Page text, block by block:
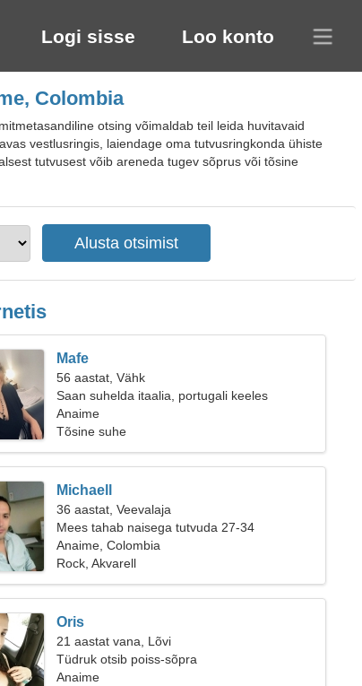
Logi sisse Loo konto
Colombia
otsing võimaldab teil leida huvitavaid
vestlusringis, laiendage oma tutvusringkonda ühiste
tutvusest võib areneda tugev sõprus või tõsine
Mafe
56 aastat, Vähk
Saan suhelda itaalia, portugali keeles
Anaime
Tõsine suhe
Michaell
36 aastat, Veevalaja
Mees tahab naisega tutvuda 27-34
Anaime, Colombia
Rock, Akvarell
Oris
21 aastat vana, Lõvi
Tüdruk otsib poiss-sõpra
Anaime